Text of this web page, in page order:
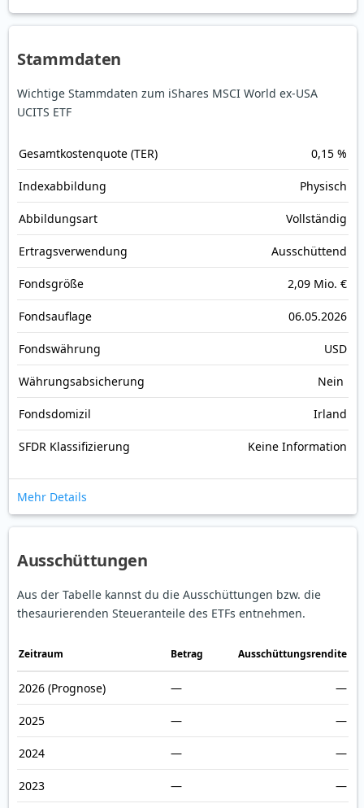
Stammdaten
Wichtige Stammdaten zum iShares MSCI World ex-USA
UCITS ETF
Gesamt­kosten­quote (TER) 0,15 %
Index­abbildung Physisch
Abbildungs­art Vollständig
Ertrags­verwendung Ausschüttend
Fonds­größe 2,09 Mio. €
Fonds­auflage 06.05.2026
Fonds­währung USD
Währungsabsicherung Nein
Fondsdomizil Irland
SFDR Klassifizierung Keine Information
Mehr Details
Ausschüttungen
Aus der Tabelle kannst du die Ausschüttungen bzw. die
thesaurierenden Steueranteile des ETFs entnehmen.
Zeitraum Betrag Ausschüttungsrendite
2026 (Prognose) — —
2025 — —
2024 — —
2023 — —